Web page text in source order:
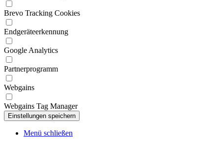
Brevo Tracking Cookies
Endgeräteerkennung
Google Analytics
Partnerprogramm
Webgains
Webgains Tag Manager
Menü schließen